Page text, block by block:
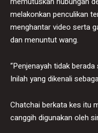
melakonkan penculikan
menghantar video serta
dan menuntut wang.
“Penjenayah tidak
Inilah yang dikenali
Chatchai berkata kes itu
canggih digunakan oleh